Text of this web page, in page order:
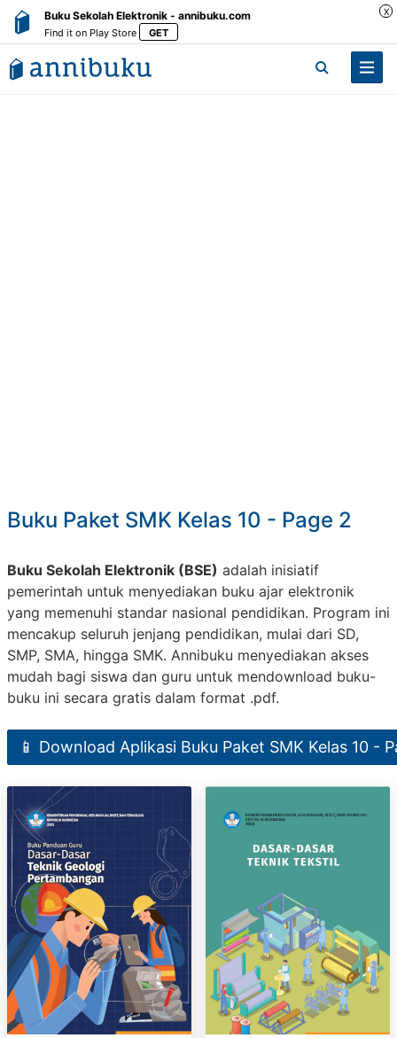
Buku Sekolah Elektronik - annibuku.com
Find it on Play Store GET
X
Buku Paket SMK Kelas 10 - Page 2
Buku Sekolah Elektronik (BSE) adalah inisiatif
pemerintah untuk menyediakan buku ajar elektronik
yang memenuhi standar nasional pendidikan. Program ini
mencakup seluruh jenjang pendidikan, mulai dari SD,
SMP, SMA, hingga SMK. Annibuku menyediakan akses
mudah bagi siswa dan guru untuk mendownload buku-
buku ini secara gratis dalam format .pdf.
📱 Download Aplikasi Buku Paket SMK Kelas 10 -